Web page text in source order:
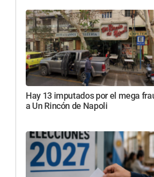
Hay 13 imputados por el mega
a Un Rincón de Napoli